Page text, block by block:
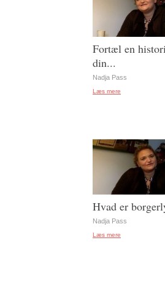
Fortæl en
din...
Nadja Pass
Læs mere
Hvad er
Nadja Pass
Læs mere